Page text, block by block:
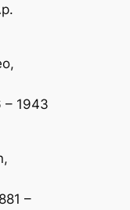
1943
–